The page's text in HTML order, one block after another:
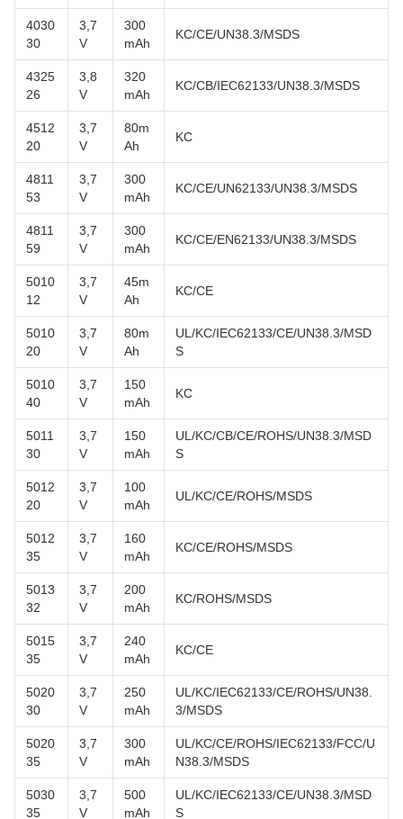
4030
30
3,7
V
300
mAh
KC/CE/UN38.3/MSDS
4325
26
3,8
V
320
mAh
KC/CB/IEC62133/UN38.3/MSDS
4512
20
3,7
V
80m
Ah
KC
4811
53
3,7
V
300
mAh
KC/CE/UN62133/UN38.3/MSDS
4811
59
3,7
V
300
mAh
KC/CE/EN62133/UN38.3/MSDS
5010
12
3,7
V
45m
Ah
KC/CE
5010
20
3,7
V
80m
Ah
UL/KC/IEC62133/CE/UN38.3/MSD
S
5010
40
3,7
V
150
mAh
KC
5011
30
3,7
V
150
mAh
UL/KC/CB/CE/ROHS/UN38.3/MSD
S
5012
20
3,7
V
100
mAh
UL/KC/CE/ROHS/MSDS
5012
35
3,7
V
160
mAh
KC/CE/ROHS/MSDS
5013
32
3,7
V
200
mAh
KC/ROHS/MSDS
5015
35
3,7
V
240
mAh
KC/CE
5020
30
3,7
V
250
mAh
UL/KC/IEC62133/CE/ROHS/UN38.
3/MSDS
5020
35
3,7
V
300
mAh
UL/KC/CE/ROHS/IEC62133/FCC/U
N38.3/MSDS
5030
35
3,7
V
500
mAh
UL/KC/IEC62133/CE/UN38.3/MSD
S